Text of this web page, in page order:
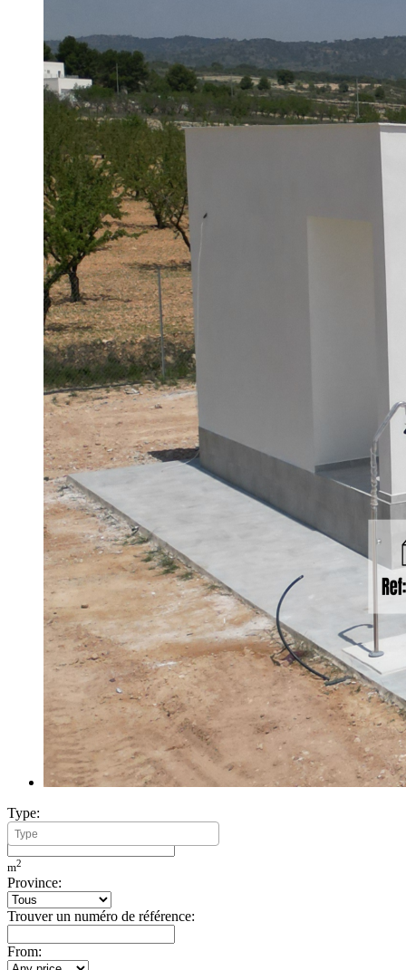
Type:
Minimum Build Area:
m2
Province:
Trouver un numéro de référence:
From: